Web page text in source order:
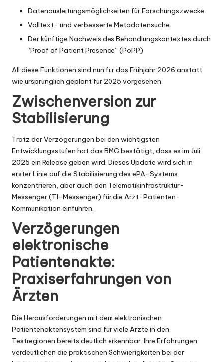
Datenausleitungsmöglichkeiten für Forschungszwecke
Volltext- und verbesserte Metadatensuche
Der künftige Nachweis des Behandlungskontextes durch
“Proof of Patient Presence” (PoPP)
All diese Funktionen sind nun für das Frühjahr 2026 anstatt
wie ursprünglich geplant für 2025 vorgesehen.
Zwischenversion zur
Stabilisierung
Trotz der Verzögerungen bei den wichtigsten
Entwicklungsstufen hat das BMG bestätigt, dass es im Juli
2025 ein Release geben wird. Dieses Update wird sich in
erster Linie auf die Stabilisierung des ePA-Systems
konzentrieren, aber auch den Telematikinfrastruktur-
Messenger (TI-Messenger) für die Arzt-Patienten-
Kommunikation einführen.
Verzögerungen
elektronische
Patientenakte:
Praxiserfahrungen von
Ärzten
Die Herausforderungen mit dem elektronischen
Patientenaktensystem sind für viele Ärzte in den
Testregionen bereits deutlich erkennbar. Ihre Erfahrungen
verdeutlichen die praktischen Schwierigkeiten bei der